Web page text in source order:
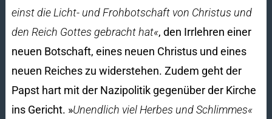
einst die Licht- und Frohbotschaft von Christus und
den Reich Gottes gebracht hat«, den Irrlehren einer
neuen Botschaft, eines neuen Christus und eines
neuen Reiches zu widerstehen. Zudem geht der
Papst hart mit der Nazipolitik gegenüber der Kirche
ins Gericht. »Unendlich viel Herbes und Schlimmes«